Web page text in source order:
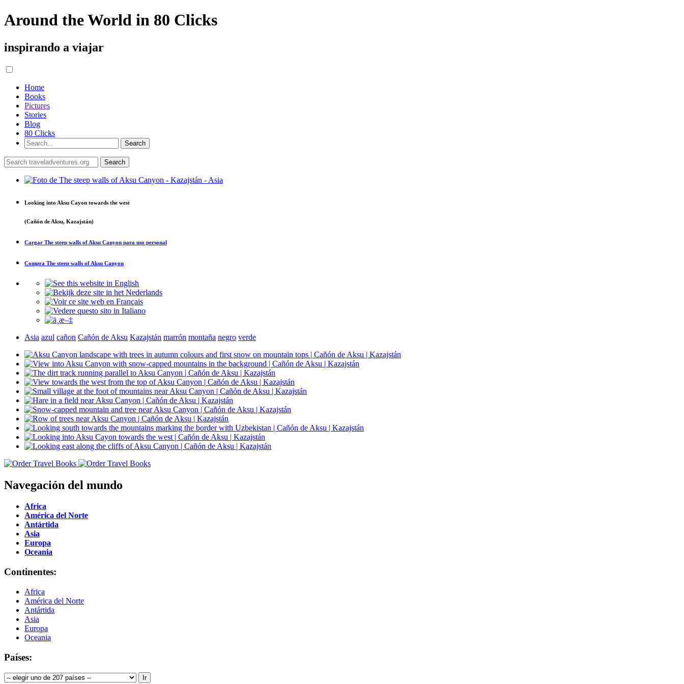
Around the World in 80 Clicks
inspirando a viajar
Home
Books
Pictures
Stories
Blog
80 Clicks
Looking into Aksu Cayon towards the west
(Cañón de Aksu, Kazajstán)
Cargar The steep walls of Aksu Canyon para uso personal
Compra The steep walls of Aksu Canyon
Asia azul cañon Cañón de Aksu Kazajstán marrón montaña negro verde
Navegación del mundo
Africa
América del Norte
Antártida
Asia
Europa
Oceania
Continentes:
Africa
América del Norte
Antártida
Asia
Europa
Oceania
Países: